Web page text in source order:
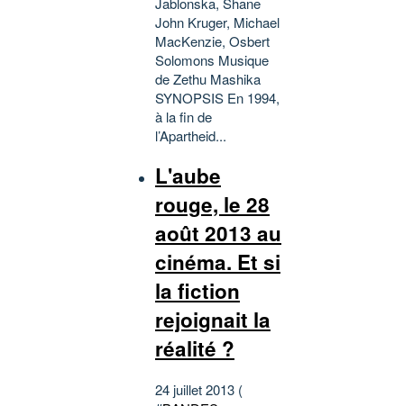
John Kruger, Michael
MacKenzie, Osbert
Solomons Musique
de Zethu Mashika
SYNOPSIS En 1994,
à la fin de
l’Apartheid...
L'aube
rouge, le 28
août 2013 au
cinéma. Et si
la fiction
rejoignait la
réalité ?
24 juillet 2013 (